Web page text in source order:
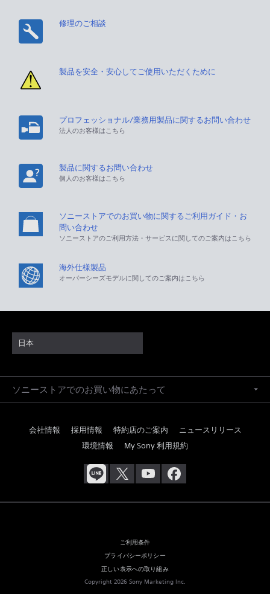
修理のご相談
製品を安全・安心してご使用いただくために
プロフェッショナル/業務用製品に関するお問い合わせ
法人のお客様はこちら
製品に関するお問い合わせ
個人のお客様はこちら
ソニーストアでのお買い物に関するご利用ガイド・お
問い合わせ
ソニーストアのご利用方法・サービスに関してのご案内はこちら
海外仕様製品
オーバーシーズモデルに関してのご案内はこちら
日本
ソニーストアでのお買い物にあたって
会社情報 採用情報 特約店のご案内
ニュースリリース
環境情報
My Sony 利用規約
ご利用条件
プライバシーポリシー
正しい表示への取り組み
Copyright 2026 Sony Marketing Inc.